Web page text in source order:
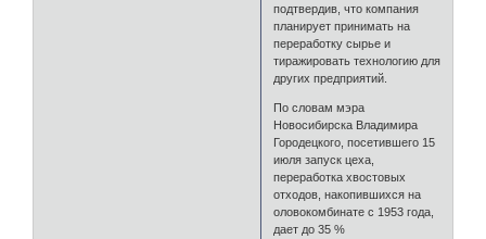
подтвердив, что компания
планирует принимать на
переработку сырье и
тиражировать технологию для
других предприятий.
По словам мэра
Новосибирска Владимира
Городецкого, посетившего 15
июля запуск цеха,
переработка хвостовых
отходов, накопившихся на
оловокомбинате с 1953 года,
дает до 35 %